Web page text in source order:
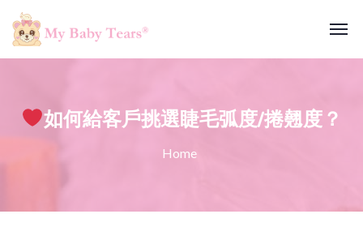
如何給客戶挑選睫毛弧度/捲翹度？
Home